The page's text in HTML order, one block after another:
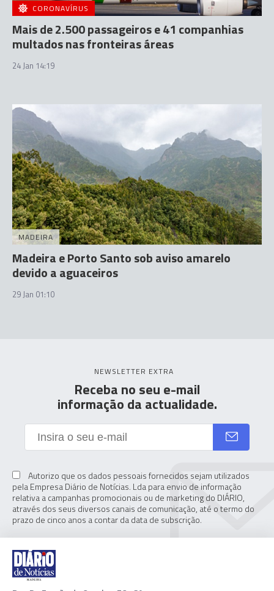
CORONAVÍRUS
Mais de 2.500 passageiros e 41 companhias
multados nas fronteiras áreas
24 Jan 14:19
MADEIRA
Madeira e Porto Santo sob aviso amarelo
devido a aguaceiros
29 Jan 01:10
NEWSLETTER EXTRA
Receba no seu e-mail
informação da actualidade.
Autorizo que os dados pessoais fornecidos sejam utilizados
pela Empresa Diário de Notícias. Lda para envio de informação
relativa a campanhas promocionais ou de marketing do DIÁRIO,
através dos seus diversos canais de comunicação, até o termo do
prazo de cinco anos a contar da data de subscrição.